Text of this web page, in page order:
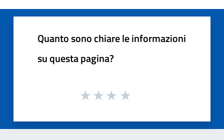
Quanto sono chiare le informazioni
su questa pagina?